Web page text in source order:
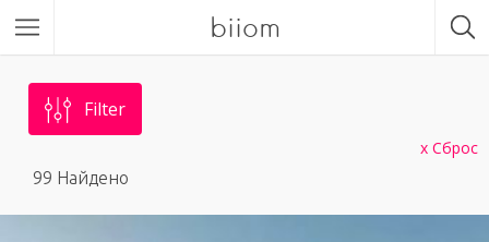
biiom
Filter
99 Найдено
Сброс